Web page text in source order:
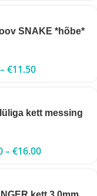
SNAKE *hõbe*
–€11.50
kett messing
–€16.00